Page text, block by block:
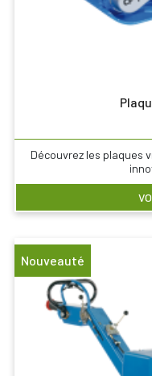
Découvrez les plaques
Nouveauté